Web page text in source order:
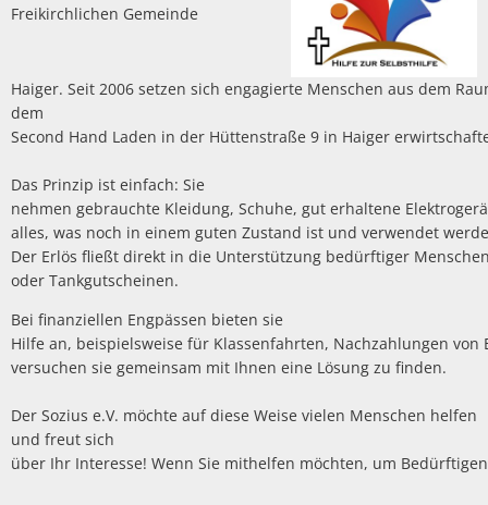
Freikirchlichen Gemeinde
Haiger. Seit 2006 setzen sich engagierte Menschen aus dem
dem
Second Hand Laden in der Hüttenstraße 9 in Haiger
Das Prinzip ist einfach: Sie
nehmen gebrauchte Kleidung, Schuhe, gut erhaltene
alles, was noch in einem guten Zustand ist und verwendet
Der Erlös fließt direkt in die Unterstützung bedürftiger
oder Tankgutscheinen.
Bei finanziellen Engpässen bieten sie
Hilfe an, beispielsweise für Klassenfahrten, Nachzahlungen
versuchen sie gemeinsam mit Ihnen eine Lösung zu finden.
Der Sozius e.V. möchte auf diese Weise vielen Menschen helfen
und freut sich
über Ihr Interesse! Wenn Sie mithelfen möchten, um